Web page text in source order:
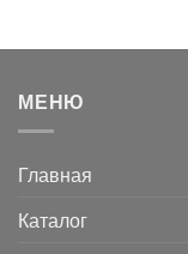
МЕНЮ
Главная
Каталог